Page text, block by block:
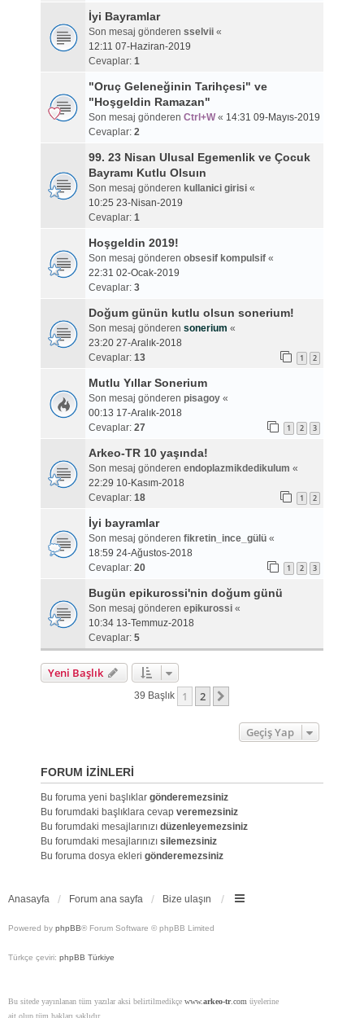
İyi Bayramlar
Son mesaj gönderen sselvii«
12:11 07-Haziran-2019
Cevaplar: 1
"Oruç Geleneğinin Tarihçesi" ve
"Hoşgeldin Ramazan"
Son mesaj gönderen Ctrl+W« 14:31 09-Mayıs-2019
Cevaplar: 2
99. 23 Nisan Ulusal Egemenlik ve Çocuk
Bayramı Kutlu Olsuın
Son mesaj gönderen kullanici girisi«
10:25 23-Nisan-2019
Cevaplar: 1
Hoşgeldin 2019!
Son mesaj gönderen obsesif kompulsif«
22:31 02-Ocak-2019
Cevaplar: 3
Doğum günün kutlu olsun sonerium!
Son mesaj gönderen sonerium «
23:20 27-Aralık-2018
Cevaplar: 13 1 2
Mutlu Yıllar Sonerium
Son mesaj gönderen pisagoy«
00:13 17-Aralık-2018
Cevaplar: 27 1 2 3
Arkeo-TR 10 yaşında!
Son mesaj gönderen endoplazmikdedikulum «
22:29 10-Kasım-2018
Cevaplar: 18 1 2
İyi bayramlar
Son mesaj gönderen fikretin_ince_gülü«
18:59 24-Ağustos-2018
Cevaplar: 20 1 2 3
Bugün epikurossi'nin doğum günü
Son mesaj gönderen epikurossi«
10:34 13-Temmuz-2018
Cevaplar: 5
Yeni Başlık
39 Başlık 1 2
Geçiş Yap
FORUM IZINLERI
Bu foruma yeni başlıklar gönderemezsiniz
Bu forumdaki başlıklara cevap veremezsiniz
Bu forumdaki mesajlarınızı düzenleyemezsiniz
Bu forumdaki mesajlarınızı silemezsiniz
Bu foruma dosya ekleri gönderemezsiniz
Anasayfa Forum ana sayfa Bize ulaşın
Powered by phpBB® Forum Software © phpBB Limited
Türkçe çeviri: phpBB Türkiye
Bu sitede yayınlanan tüm yazılar aksi belirtilmedikçe www.arkeo-tr.com üyelerine
ait olup tüm hakları saklıdır.